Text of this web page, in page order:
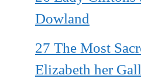
Dowland
27 The Most
Elizabeth her